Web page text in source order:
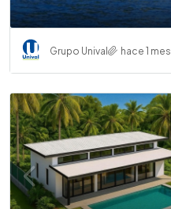
Grupo Unival hace 1 mes